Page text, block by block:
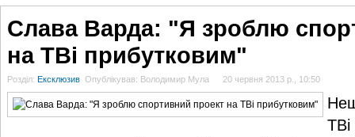
Слава Варда: "Я зроблю
на ТВі прибутковим"
Розділ: Ексклюзив Опублікував: Володимир Мула 20 червня 2013 р., 10:50